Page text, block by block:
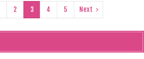
2 3 4 5 Next